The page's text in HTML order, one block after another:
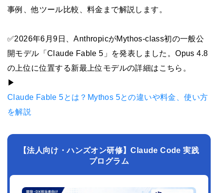
事例、他ツール比較、料金まで解説します。
✅2026年6月9日、AnthropicがMythos-class初の一般公
開モデル「Claude Fable 5」を発表しました。Opus 4.8
の上位に位置する新最上位モデルの詳細はこちら。
▶︎
Claude Fable 5とは？Mythos 5との違いや料金、使い方
を解説
【法人向け・ハンズオン研修】Claude Code 実践
プログラム